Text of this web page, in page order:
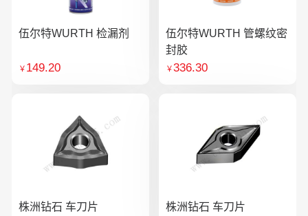
伍尔特WURTH 检漏剂
￥ 149.20
伍尔特WURTH 管螺纹密
封胶
￥336.30
株洲钻石 车刀片 株洲钻石 车刀片